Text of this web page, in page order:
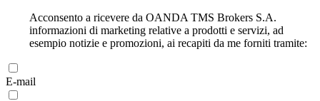
Acconsento a ricevere da OANDA TMS Brokers S.A.
informazioni di marketing relative a prodotti e servizi, ad
esempio notizie e promozioni, ai recapiti da me forniti tramite:
E-mail